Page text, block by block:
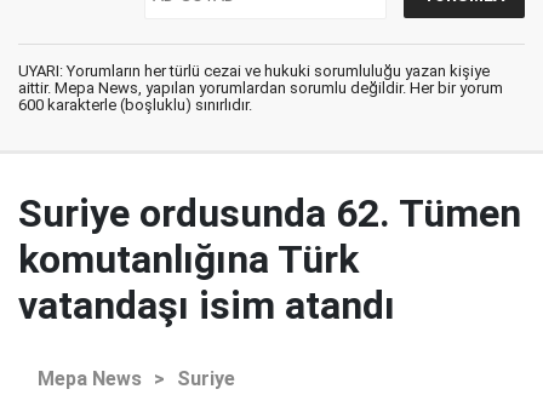
UYARI: Yorumların her türlü cezai ve hukuki sorumluluğu yazan kişiye
aittir. Mepa News, yapılan yorumlardan sorumlu değildir. Her bir yorum
600 karakterle (boşluklu) sınırlıdır.
Suriye ordusunda 62. Tümen
komutanlığına Türk
vatandaşı isim atandı
Mepa News > Suriye